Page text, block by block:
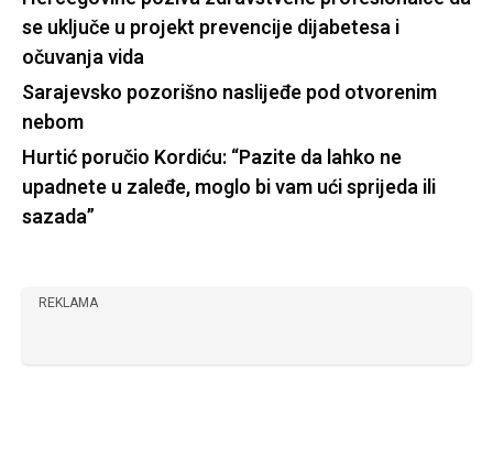
se uključe u projekt prevencije dijabetesa i
očuvanja vida
Sarajevsko pozorišno naslijeđe pod otvorenim
nebom
Hurtić poručio Kordiću: “Pazite da lahko ne
upadnete u zaleđe, moglo bi vam ući sprijeda ili
sazada”
REKLAMA